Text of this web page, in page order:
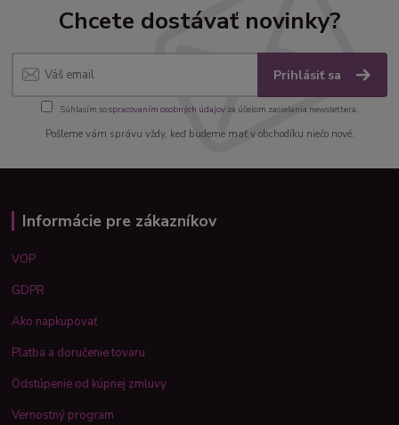
Chcete dostávať novinky?
Prihlásiť sa
Súhlasím sospracovaním osobných údajov za účelom zasielania newslettera.
Pošleme vám správu vždy, keď budeme mať v obchodíku niečo nové.
Informácie pre zákazníkov
VOP
GDPR
Ako napkupovať
Platba a doručenie tovaru
Odstúpenie od kúpnej zmluvy
Vernostný program